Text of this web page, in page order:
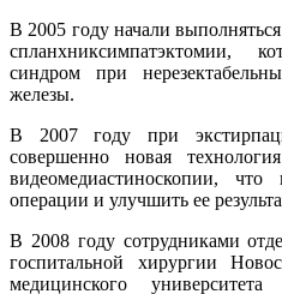
В 2005 году начали
спланхниксимпатэктомии,
синдром при
железы.
В 2007 году при
совершенно новая
видеомедиастиноскопии, что
операции и улучшить ее
В 2008 году сотрудниками
госпитальной хирургии
медицинского